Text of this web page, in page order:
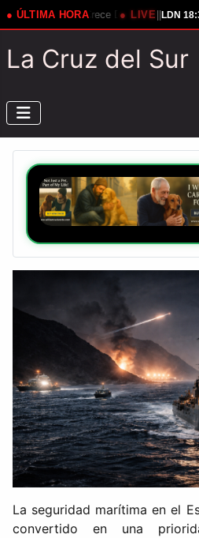
● ÚLTIMA HORA
Descontento Contra Presidente
● LIVE LDN
La Cruz del Sur
La seguridad marítima en el
convertido en una